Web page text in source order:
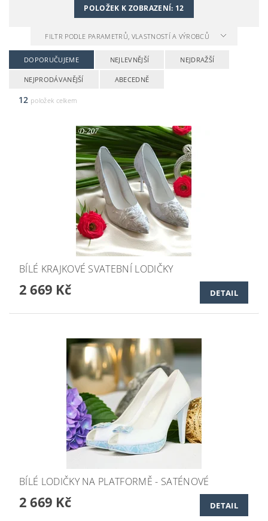
POLOŽEK K ZOBRAZENÍ: 12
FILTR PODLE PARAMETRŮ, VLASTNOSTÍ A VÝROBCŮ
DOPORUČUJEME NEJLEVNĚJŠÍ NEJDRAŽŠÍ
NEJPRODÁVANĚJŠÍ ABECEDNĚ
12 položek celkem
BÍLÉ KRAJKOVÉ SVATEBNÍ LODIČKY
2 669 Kč DETAIL
BÍLÉ LODIČKY NA PLATFORMĚ - SATÉNOVÉ
2 669 Kč DETAIL